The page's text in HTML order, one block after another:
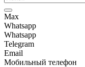
Max
Whatsapp
Whatsapp
Telegram
Email
Мобильный телефон